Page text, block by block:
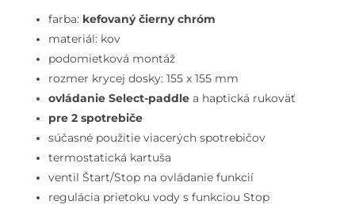
batéria
pod
omietku,
spotrebiče,
kefovaný
čierny
chróm
farba: kefovaný čierny chróm
materiál: kov
podomietková montáž
rozmer krycej dosky: 155 x 155 mm
ovládanie Select-paddle a haptická rukoväť
pre 2 spotrebiče
súčasné použitie viacerých spotrebičov
termostatická kartuša
ventil Štart/Stop na ovládanie funkcií
regulácia prietoku vody s funkciou Stop